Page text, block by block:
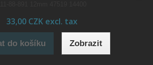
33,00 CZK excl. tax
do košíku Zobrazit